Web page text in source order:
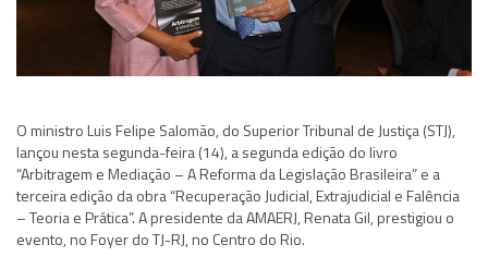
O ministro Luis Felipe Salomão, do Superior Tribunal de Justiça (STJ),
lançou nesta segunda-feira (14), a segunda edição do livro
“Arbitragem e Mediação – A Reforma da Legislação Brasileira” e a
terceira edição da obra “Recuperação Judicial, Extrajudicial e Falência
– Teoria e Prática”. A presidente da AMAERJ, Renata Gil, prestigiou o
evento, no Foyer do TJ-RJ, no Centro do Rio.